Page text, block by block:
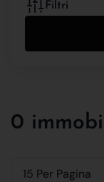
Filtri
0
15 Per Pagina